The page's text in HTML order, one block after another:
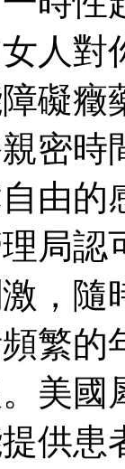
人對
礙癥
密時
由的
局
，
繁的
美國
供